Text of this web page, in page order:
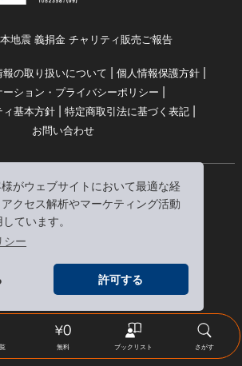
がウェブサイトにおいて最適な経
クセス解析やマーケティング活動
ています。
シー
許可する
地震 義捐金 チャリティ販売ご報告
報の取り扱いについて | 個人情報保護方針|
ーション・プライバシーポリシー |
基本方針 | 特定商取引法に基づく表記 |
お問い合わせ
© RRJ Inc.
ボン/きく本/きくほん/キクホン）は
会社RRJの登録商標です。
無料 ブックリスト さがす